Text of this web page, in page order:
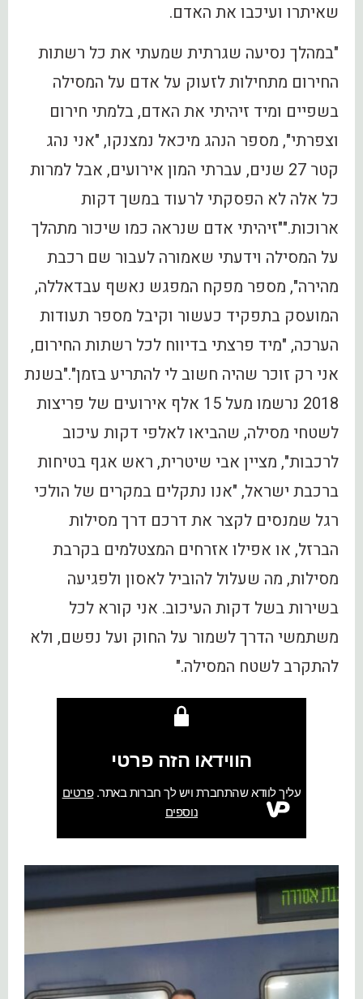
שאיתרו ועיכבו את האדם.
"במהלך נסיעה שגרתית שמעתי את כל רשתות
החירום מתחילות לזעוק על אדם על המסילה
בשפיים ומיד זיהיתי את האדם, בלמתי חירום
וצפרתי", מספר הנהג מיכאל נמצנקו, "אני נהג
קטר 27 שנים, עברתי המון אירועים, אבל למרות
כל אלה לא הפסקתי לרעוד במשך דקות
ארוכות.""זיהיתי אדם שנראה כמו שיכור מתהלך
על המסילה וידעתי שאמורה לעבור שם רכבת
מהירה", מספר מפקח המפגש נאשף עבדאללה,
המועסק בתפקיד כעשור וקיבל מספר תעודות
הערכה, "מיד פרצתי בדיווח לכל רשתות החירום,
אני רק זוכר שהיה חשוב לי להתריע בזמן"."בשנת
2018 נרשמו מעל 15 אלף אירועים של פריצות
לשטחי מסילה, שהביאו לאלפי דקות עיכוב
לרכבות", מציין אבי שיטרית, ראש אגף בטיחות
ברכבת ישראל, "אנו נתקלים במקרים של הולכי
רגל שמנסים לקצר את דרכם דרך מסילות
הברזל, או אפילו אזרחים המצטלמים בקרבת
מסילות, מה שעלול להוביל לאסון ולפגיעה
בשירות בשל דקות העיכוב. אני קורא לכל
משתמשי הדרך לשמור על החוק ועל נפשם, ולא
להתקרב לשטח המסילה."